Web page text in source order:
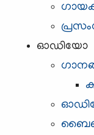
ഓഡിയോ